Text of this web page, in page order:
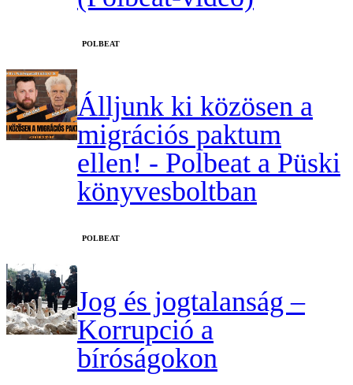
‎POLBEAT
Álljunk ki közösen a
migrációs paktum
ellen! - Polbeat a Püski
könyvesboltban
‎POLBEAT
Jog és jogtalanság –
Korrupció a
bíróságokon